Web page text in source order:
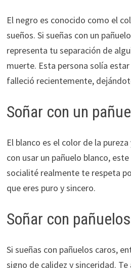
El negro es conocido como el
sueños. Si sueñas con un
representa tu separación de
muerte. Esta persona solía
falleció recientemente,
Soñar con un
El blanco es el color de la
con usar un pañuelo blanco,
socialité realmente te respeta
que eres puro y sincero.
Soñar con
Si sueñas con pañuelos caros,
signo de calidez y sinceridad.